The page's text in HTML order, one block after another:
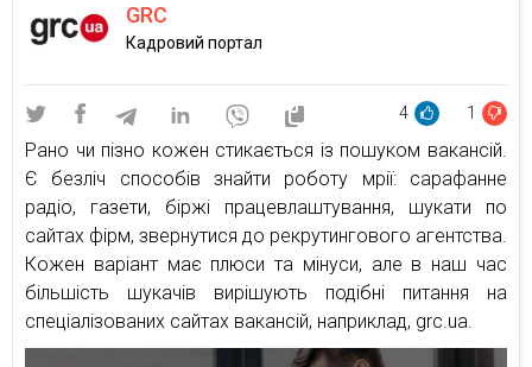
GRC
Кадровий портал
4 1
Рано чи пізно кожен стикається із пошуком вакансій.
Є безліч способів знайти роботу мрії: сарафанне
радіо, газети, біржі працевлаштування, шукати по
сайтах фірм, звернутися до рекрутингового агентства.
Кожен варіант має плюси та мінуси, але в наш час
більшість шукачів вирішують подібні питання на
спеціалізованих сайтах вакансій, наприклад, grc.ua.